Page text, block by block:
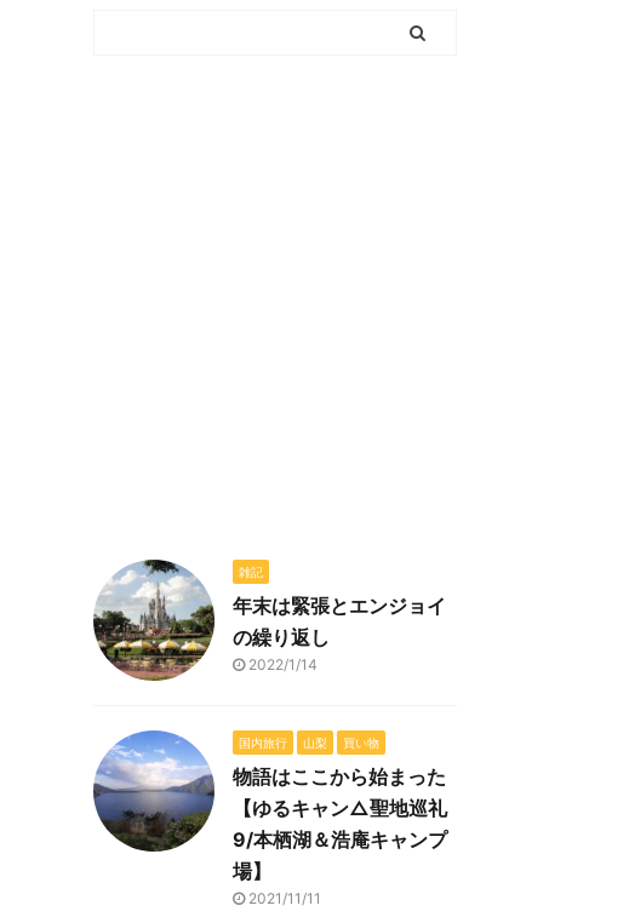
雑記
年末は緊張とエンジョイ
の繰り返し
2022/1/14
国内旅行 山梨 買い物
物語はここから始まった
【ゆるキャン△聖地巡礼
9/本栖湖＆浩庵キャンプ
場】
2021/11/11